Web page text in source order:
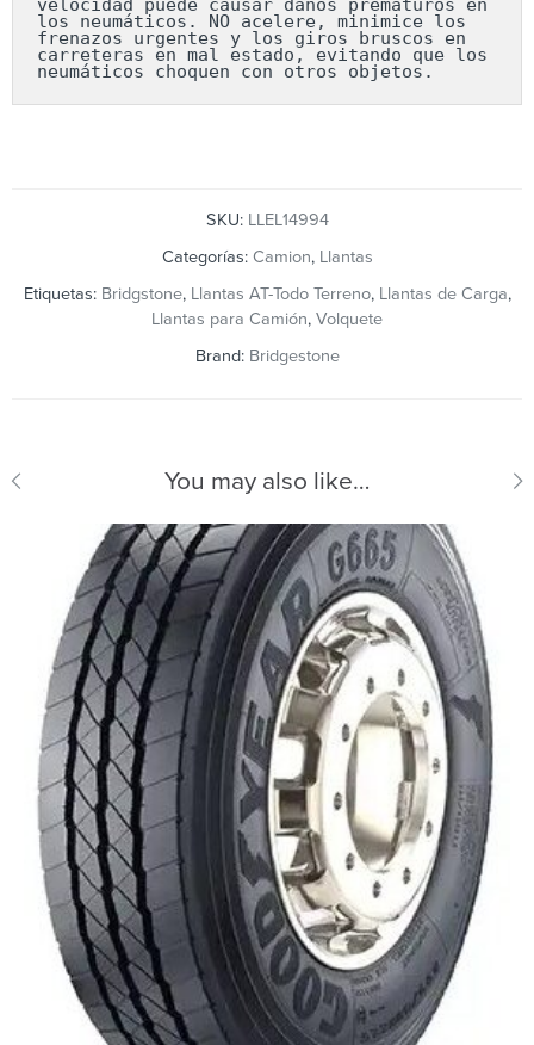
velocidad puede causar daños prematuros en
los neumáticos. NO acelere, minimice los
frenazos urgentes y los giros bruscos en
carreteras en mal estado, evitando que los
neumáticos choquen con otros objetos.
SKU: LLEL14994
Categorías: Camion, Llantas
Etiquetas: Bridgstone, Llantas AT-Todo Terreno, Llantas de Carga,
Llantas para Camión, Volquete
Brand: Bridgestone
You may also like…